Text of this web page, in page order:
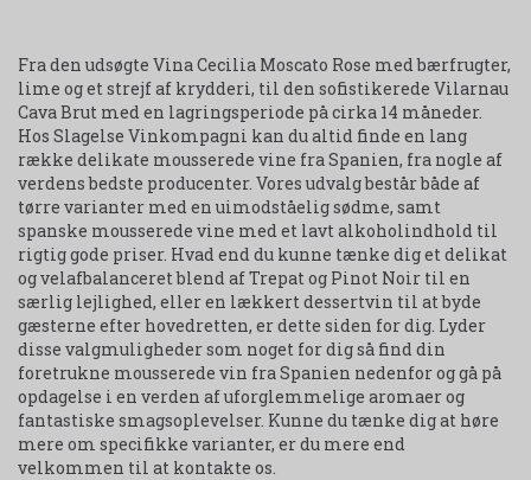
Fra den udsøgte Vina Cecilia Moscato Rose med bærfrugter,
lime og et strejf af krydderi, til den sofistikerede Vilarnau
Cava Brut med en lagringsperiode på cirka 14 måneder.
Hos Slagelse Vinkompagni kan du altid finde en lang
række delikate mousserede vine fra Spanien, fra nogle af
verdens bedste producenter. Vores udvalg består både af
tørre varianter med en uimodståelig sødme, samt
spanske mousserede vine med et lavt alkoholindhold til
rigtig gode priser. Hvad end du kunne tænke dig et delikat
og velafbalanceret blend af Trepat og Pinot Noir til en
særlig lejlighed, eller en lækkert dessertvin til at byde
gæsterne efter hovedretten, er dette siden for dig. Lyder
disse valgmuligheder som noget for dig så find din
foretrukne mousserede vin fra Spanien nedenfor og gå på
opdagelse i en verden af uforglemmelige aromaer og
fantastiske smagsoplevelser. Kunne du tænke dig at høre
mere om specifikke varianter, er du mere end
velkommen til at kontakte os.